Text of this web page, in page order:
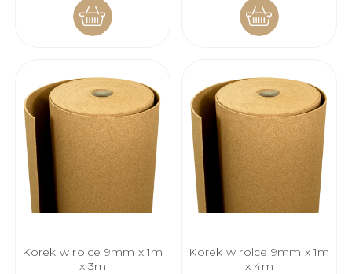
KOSZYKA KOSZYKA
Korek w rolce 9mm x 1m
x 3m
Korek w rolce 9mm x 1m
x 4m